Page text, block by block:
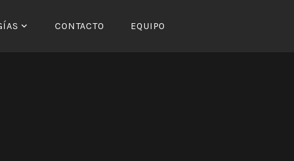
CONTACTO EQUIPO